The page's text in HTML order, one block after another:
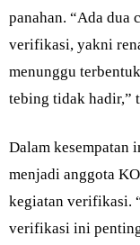
panahan. “Ada dua
verifikasi, yakni
menunggu
tebing tidak hadir,”
Dalam kesempatan
menjadi anggota
kegiatan verifikasi.
verifikasi ini